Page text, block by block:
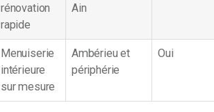
rénovation
rapide
Ain
Menuiserie
intérieure
sur mesure
Ambérieu et
périphérie
Oui